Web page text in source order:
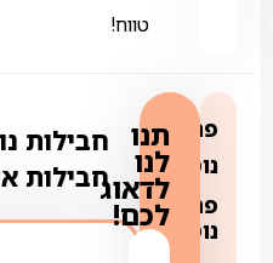
טווח!
פרטים
נוספים:
פרטים
נוספים:
תנו
לנו
לדאוג
לכם!
חבילות
חבילות